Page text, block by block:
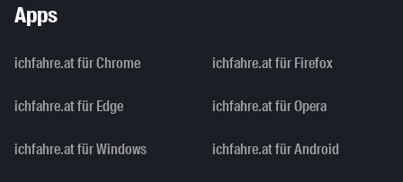
Apps
ichfahre.at für Chrome ichfahre.at für Firefox
ichfahre.at für Edge ichfahre.at für Opera
ichfahre.at für Windows ichfahre.at für Android